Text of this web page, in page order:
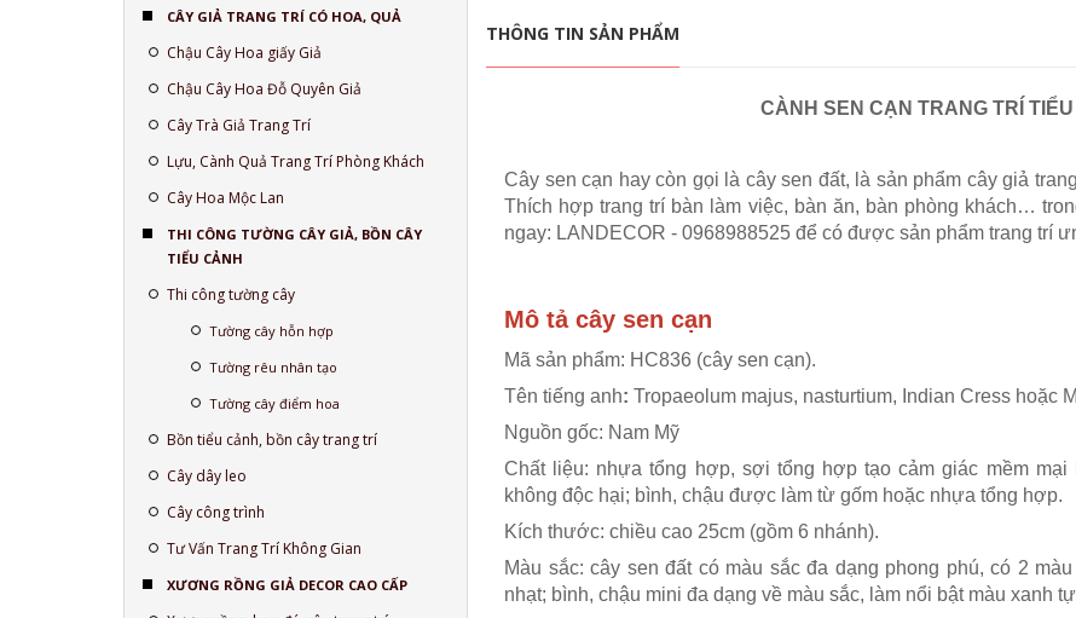
THÔNG TIN SẢN PHẨM
CÀNH SEN CẠN TRANG TRÍ
Cây sen cạn hay còn gọi là cây sen đất, là sản phẩm cây giả
Thích hợp trang trí bàn làm việc, bàn ăn, bàn phòng khách…
ngay: LANDECOR - 0968988525 để có được sản phẩm trang trí
Mô tả cây sen cạn
Mã sản phẩm: HC836 (cây sen cạn).
Tên tiếng anh: Tropaeolum majus, nasturtium, Indian Cress hoặc
Nguồn gốc: Nam Mỹ
Chất liệu: nhựa tổng hợp, sợi tổng hợp tạo cảm giác mềm
không độc hại; bình, chậu được làm từ gốm hoặc nhựa tổng hợp.
Kích thước: chiều cao 25cm (gồm 6 nhánh).
Màu sắc: cây sen đất có màu sắc đa dạng phong phú, có 2
nhạt; bình, chậu mini đa dạng về màu sắc, làm nổi bật màu xanh
CÂY GIẢ TRANG TRÍ CÓ HOA, QUẢ
Chậu Cây Hoa giấy Giả
Chậu Cây Hoa Đỗ Quyên Giả
Cây Trà Giả Trang Trí
Lựu, Cành Quả Trang Trí Phòng Khách
Cây Hoa Mộc Lan
THI CÔNG TƯỜNG CÂY GIẢ, BỒN CÂY
TIỂU CẢNH
Thi công tường cây
Tường cây hỗn hợp
Tường rêu nhân tạo
Tường cây điểm hoa
Bồn tiểu cảnh, bồn cây trang trí
Cây dây leo
Cây công trình
Tư Vấn Trang Trí Không Gian
XƯƠNG RỒNG GIẢ DECOR CAO CẤP